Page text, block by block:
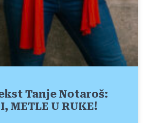
Tanje Notaroš:
METLE U RUKE!